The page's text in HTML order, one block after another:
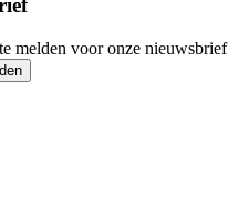
melden voor onze nieuwsbrief